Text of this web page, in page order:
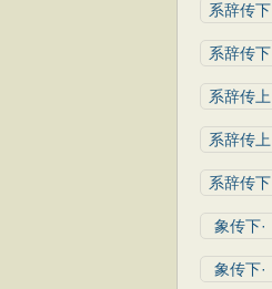
系辞传下
系辞传下
系辞传上
系辞传上
系辞传下
象传下·
象传下·